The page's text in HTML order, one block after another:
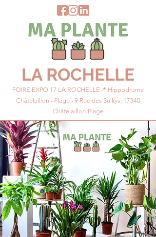
LA ROCHELLE
FOIRE EXPO 17 LA ROCHELLE📍 Hippodrome
Châtelaillon - Plage - 9 Rue des Sulkys, 17340
Châtelaillon-Plage